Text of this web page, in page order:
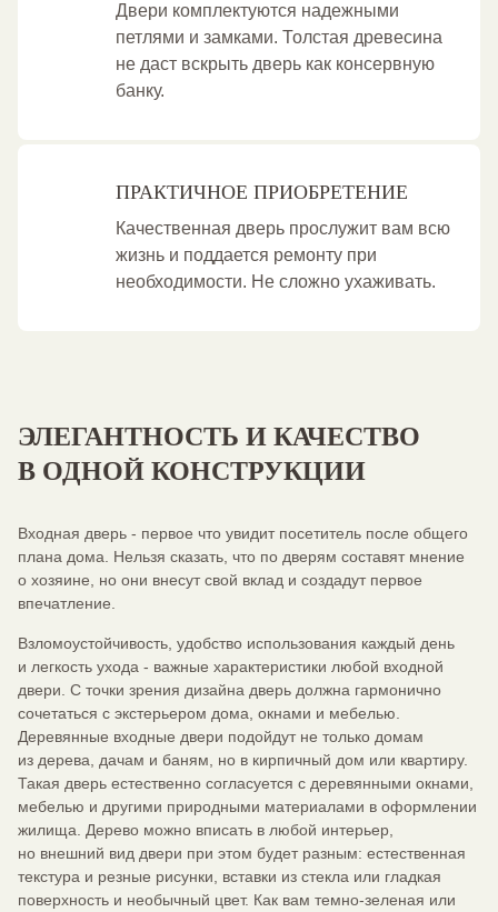
Двери комплектуются надежными
петлями и замками. Толстая древесина
не даст вскрыть дверь как консервную
банку.
ПРАКТИЧНОЕ ПРИОБРЕТЕНИЕ
Качественная дверь прослужит вам всю
жизнь и поддается ремонту при
необходимости. Не сложно ухаживать.
ЭЛЕГАНТНОСТЬ И КАЧЕСТВО
В ОДНОЙ КОНСТРУКЦИИ
Входная дверь - первое что увидит посетитель после общего
плана дома. Нельзя сказать, что по дверям составят мнение
о хозяине, но они внесут свой вклад и создадут первое
впечатление.
Взломоустойчивость, удобство использования каждый день
и легкость ухода - важные характеристики любой входной
двери. С точки зрения дизайна дверь должна гармонично
сочетаться с экстерьером дома, окнами и мебелью.
Деревянные входные двери подойдут не только домам
из дерева, дачам и баням, но в кирпичный дом или квартиру.
Такая дверь естественно согласуется с деревянными окнами,
мебелью и другими природными материалами в оформлении
жилища. Дерево можно вписать в любой интерьер,
но внешний вид двери при этом будет разным: естественная
текстура и резные рисунки, вставки из стекла или гладкая
поверхность и необычный цвет. Как вам темно-зеленая или